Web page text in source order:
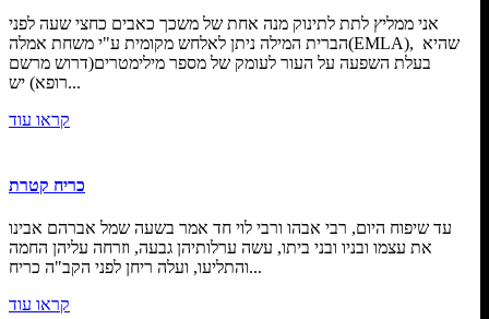
אני ממליץ לתת לתינוק מנה אחת של משכך כאבים כחצי שעה לפני
הברית המילה ניתן לאלחש מקומית ע"י משחת אמלה(EMLA), שהיא
בעלת השפעה על העור לעומק של מספר מילימטרים(דרוש מרשם
רופא) יש...
קראו עוד
כריח קטרת
עד שיפוח היום, רבי אבהו ורבי לוי חד אמר בשעה שמל אברהם אבינו
את עצמו ובניו ובני ביתו, עשה ערלותיהן גבעה, וזרחה עליהן החמה
והתליעו, ועלה ריחן לפני הקב"ה כריח...
קראו עוד